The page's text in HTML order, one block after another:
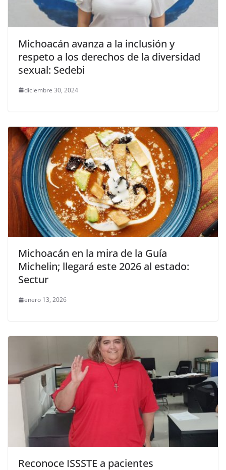
Michoacán avanza a la inclusión y
respeto a los derechos de la diversidad
sexual: Sedebi
diciembre 30, 2024
Michoacán en la mira de la Guía
Michelin; llegará este 2026 al estado:
Sectur
enero 13, 2026
Reconoce ISSSTE a pacientes